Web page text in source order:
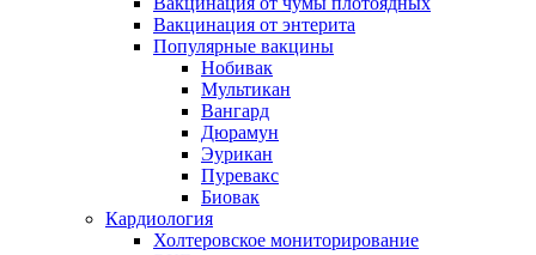
Вакцинация от энтерита
Популярные вакцины
Нобивак
Мультикан
Вангард
Дюрамун
Эурикан
Пуревакс
Биовак
Кардиология
Холтеровское мониторирование